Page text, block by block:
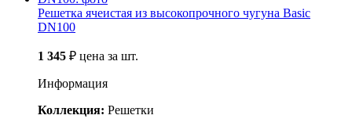
Решетка ячеистая из высокопрочного чугуна Basic
DN100
1 345 ₽ цена за шт.
Информация
Коллекция: Решетки